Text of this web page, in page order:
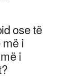
ose të
i
i